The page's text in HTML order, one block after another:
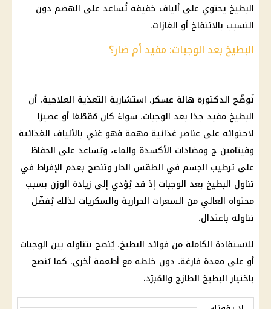
البطيخ يحتوي على ألياف خفيفة تُساعد على الهضم دون
التسبب بالانتفاخ أو الغازات.
البطيخ بعد الوجبات: مفيد أم ضار؟
تُوضّح الدكتورة هالة عسكر، استشارية التغذية العلاجية، أن
البطيخ مفيد جدًا بعد الوجبات، سواءً كان مُقطّعًا أو عصيرًا
لاحتوائه على عناصر غذائية مهمة فهو غني بالألياف الغذائية
وفيتامين ج ومضادات الأكسدة والماء، ويُساعد على الحفاظ
على ترطيب الجسم في الطقس الحار وتنصح بعدم الإفراط في
تناول البطيخ بعد الوجبات إذ قد يُؤدي إلى زيادة الوزن بسبب
محتواه العالي من السعرات الحرارية والسكريات لذلك يُفضّل
تناوله باعتدال.
للاستفادة الكاملة من فوائد البطيخ، يُنصح بتناوله بين الوجبات
أو على معدة فارغة، دون خلطه مع أطعمة أخرى. كما يُنصح
باختيار البطيخ الطازج والمُبرّد.